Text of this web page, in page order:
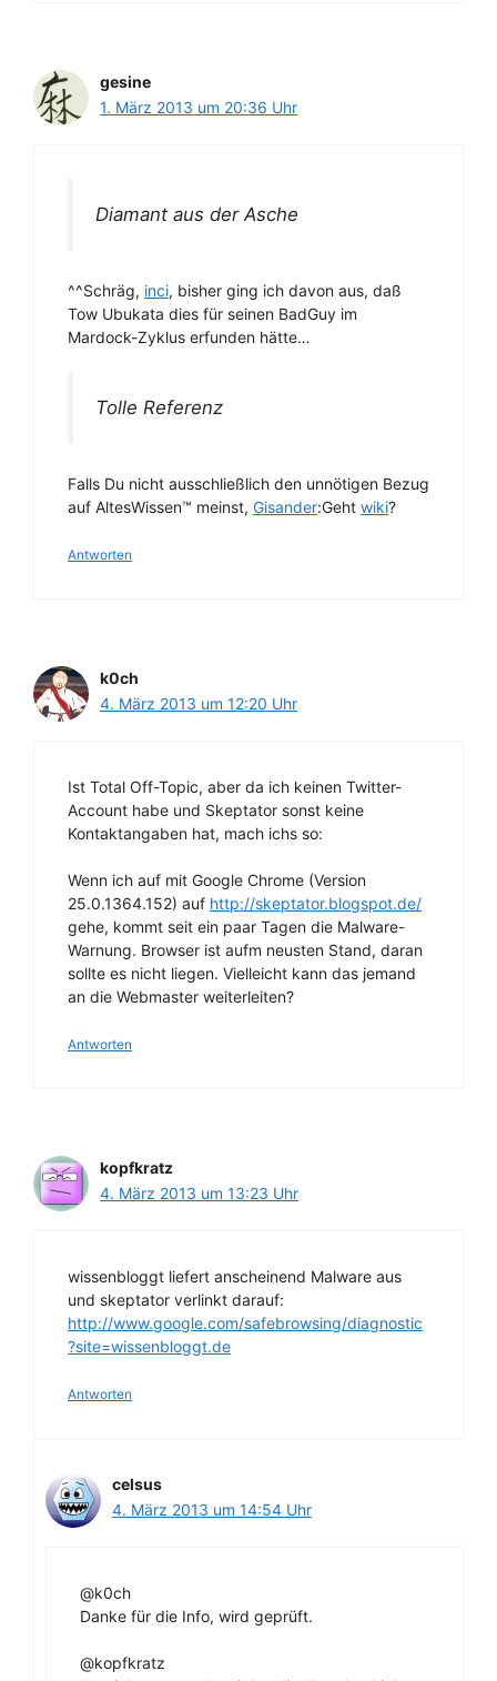
gesine
1. März 2013 um 20:36 Uhr
Diamant aus der Asche
^^Schräg, inci, bisher ging ich davon aus, daß
Tow Ubukata dies für seinen BadGuy im
Mardock-Zyklus erfunden hätte…
Tolle Referenz
Falls Du nicht ausschließlich den unnötigen Bezug
auf AltesWissen™ meinst, Gisander:Geht wiki?
Antworten
k0ch
4. März 2013 um 12:20 Uhr
Ist Total Off-Topic, aber da ich keinen Twitter-
Account habe und Skeptator sonst keine
Kontaktangaben hat, mach ichs so:
Wenn ich auf mit Google Chrome (Version
25.0.1364.152) auf http://skeptator.blogspot.de/
gehe, kommt seit ein paar Tagen die Malware-
Warnung. Browser ist aufm neusten Stand, daran
sollte es nicht liegen. Vielleicht kann das jemand
an die Webmaster weiterleiten?
Antworten
kopfkratz
4. März 2013 um 13:23 Uhr
wissenbloggt liefert anscheinend Malware aus
und skeptator verlinkt darauf:
http://www.google.com/safebrowsing/diagnostic
?site=wissenbloggt.de
Antworten
celsus
4. März 2013 um 14:54 Uhr
@k0ch
Danke für die Info, wird geprüft.
@kopfkratz